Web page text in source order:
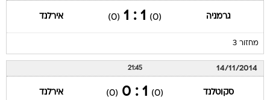
גרמניה (0)
1 : 1
(0) אירלנד
מחזור 3
14/11/2014
21:45
סקוטלנד (0)
1 : 0
(0) אירלנד